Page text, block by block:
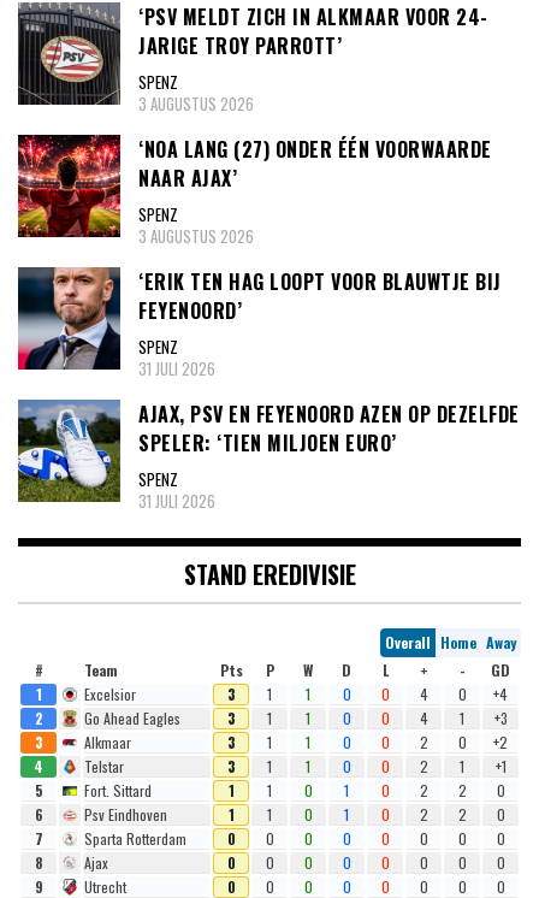
‘PSV MELDT ZICH IN ALKMAAR VOOR 24-
JARIGE TROY PARROTT’
SPENZ
3 AUGUSTUS 2026
‘NOA LANG (27) ONDER ÉÉN VOORWAARDE
NAAR AJAX’
SPENZ
3 AUGUSTUS 2026
‘ERIK TEN HAG LOOPT VOOR BLAUWTJE BIJ
FEYENOORD’
SPENZ
31 JULI 2026
AJAX, PSV EN FEYENOORD AZEN OP DEZELFDE
SPELER: ‘TIEN MILJOEN EURO’
SPENZ
31 JULI 2026
STAND EREDIVISIE
Overall Home Away
#
Team Pts P W D L + -
GD
1
Excelsior 3 1 1 0 0 4 0
+4
2
Go Ahead Eagles 3 1 1 0 0 4 1
+3
3
Alkmaar 3 1 1 0 0 2 0
+2
4
Telstar 3 1 1 0 0 2 1
+1
5
Fort. Sittard 1 1 0 1 0 2 2
0
6
Psv Eindhoven 1 1 0 1 0 2 2
0
7
Sparta Rotterdam 0 0 0 0 0 0 0
0
8
Ajax 0 0 0 0 0 0 0
0
9
Utrecht 0 0 0 0 0 0 0
0